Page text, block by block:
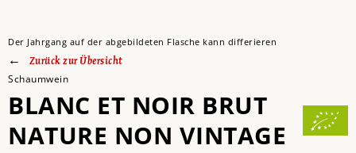
Der Jahrgang auf der abgebildeten Flasche kann differieren
Zurück zur Übersicht
Schaumwein
BLANC ET NOIR BRUT
NATURE NON VINTAGE